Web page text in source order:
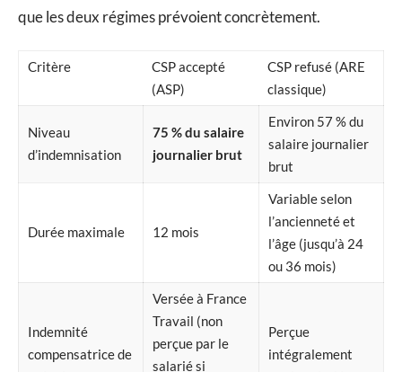
que les deux régimes prévoient concrètement.
Critère
CSP accepté
(ASP)
CSP refusé (ARE
classique)
Niveau
d’indemnisation
75 % du salaire
journalier brut
Environ 57 % du
salaire journalier
brut
Durée maximale 12 mois
Variable selon
l’ancienneté et
l’âge (jusqu’à 24
ou 36 mois)
Indemnité
compensatrice de
Versée à France
Travail (non
perçue par le
salarié si
Perçue
intégralement